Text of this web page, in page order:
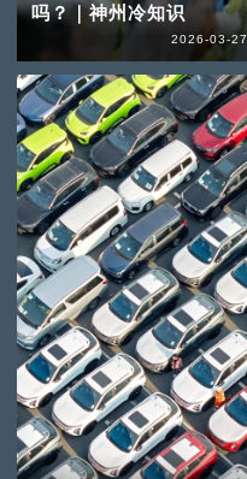
吗？｜神州冷知识
2026-03-27